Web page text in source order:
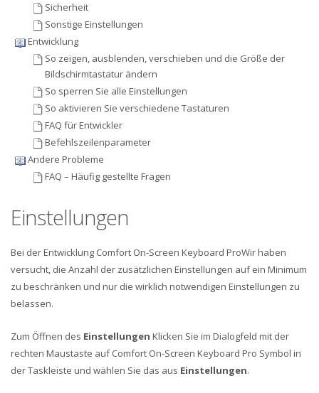
Sicherheit
Sonstige Einstellungen
Entwicklung
So zeigen, ausblenden, verschieben und die Größe der
Bildschirmtastatur ändern
So sperren Sie alle Einstellungen
So aktivieren Sie verschiedene Tastaturen
FAQ für Entwickler
Befehlszeilenparameter
Andere Probleme
FAQ – Häufig gestellte Fragen
Einstellungen
Bei der Entwicklung Comfort On-Screen Keyboard ProWir haben
versucht, die Anzahl der zusätzlichen Einstellungen auf ein Minimum
zu beschränken und nur die wirklich notwendigen Einstellungen zu
belassen.
Zum Öffnen des Einstellungen Klicken Sie im Dialogfeld mit der
rechten Maustaste auf Comfort On-Screen Keyboard Pro Symbol in
der Taskleiste und wählen Sie das aus Einstellungen.